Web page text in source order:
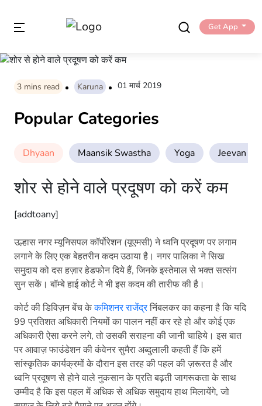
Get App
3 mins read Karuna 01 मार्च 2019
Popular Categories
Dhyaan Maansik Swastha Yoga Jeevan
शोर से होने वाले प्रदूषण को करें कम
[addtoany]
उल्हास नगर म्यूनिसपल कॉर्पोरेशन (यूएमसी) ने ध्वनि प्रदूषण पर लगाम
लगाने के लिए एक बेहतरीन कदम उठाया है। नगर पालिका ने सिख
समुदाय को दस हज़ार हेडफोन दिये हैं, जिनके इस्तेमाल से भक्त सत्संग
सुन सकें। बॉम्बे हाई कोर्ट ने भी इस कदम की तारीफ की है।
कोर्ट की डिविज़न बेंच केकमिशनर राजेंद्रनिंबलकर का कहना है कि यदि
99 प्रतिशत अधिकारी नियमों का पालन नहीं कर रहे हो और कोई एक
अधिकारी ऐसा करने लगे, तो उसकी सराहना की जानी चाहिये। इस बात
पर आवाज़ फाउंडेशन की कंवेनर सुमैरा अब्दुलाली कहती हैं कि हमें
सांस्कृतिक कार्यक्रमों के दौरान इस तरह की पहल की ज़रूरत है और
ध्वनि प्रदूषण से होने वाले नुकसान के प्रति बढ़ती जागरूकता के साथ
उम्मीद है कि इस पहल में अधिक से अधिक समुदाय हाथ मिलायेंगे, जो